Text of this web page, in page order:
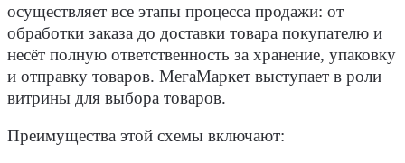
осуществляет все этапы процесса продажи: от
обработки заказа до доставки товара покупателю и
несёт полную ответственность за хранение, упаковку
и отправку товаров. МегаМаркет выступает в роли
витрины для выбора товаров.
Преимущества этой схемы включают: